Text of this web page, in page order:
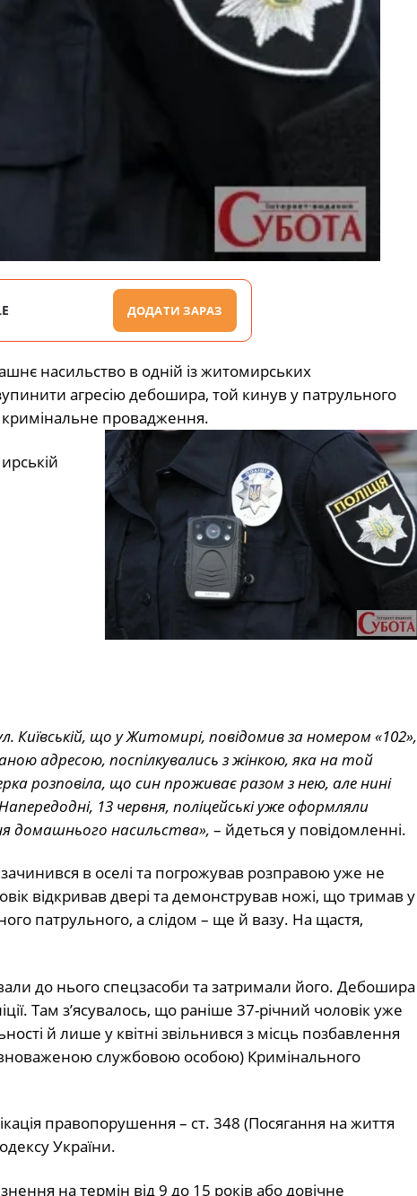
ДОДАТИ ЗАРАЗ
насильство в одній із житомирських
агресію дебошира, той кинув у патрульного
кримінальне провадження.
що у Житомирі, повідомив за номером «102»,
адресою, поспілкувались з жінкою, яка на той
розповіла, що син проживає разом з нею, але нині
13 червня, поліцейські уже оформляли
домашнього насильства», – йдеться у повідомленні.
в оселі та погрожував розправою уже не
відкривав двері та демонстрував ножі, що тримав у
патрульного, а слідом – ще й вазу. На щастя,
до нього спецзасоби та затримали його. Дебошира
Там з’ясувалось, що раніше 37-річний чоловік уже
й лише у квітні звільнився з місць позбавлення
службовою особою) Кримінального
правопорушення – ст. 348 (Посягання на життя
України.
на термін від 9 до 15 років або довічне